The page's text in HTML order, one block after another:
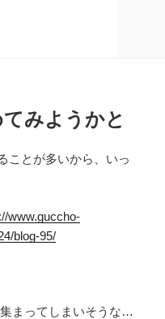
みようかと
ことが多いから、いっ
www.guccho-
blog-95/
まってしまいそうな…